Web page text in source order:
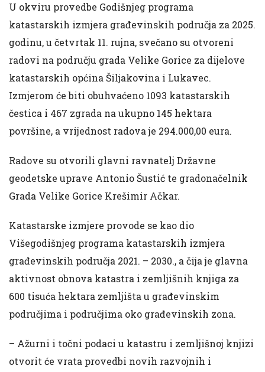
U okviru provedbe Godišnjeg programa
katastarskih izmjera građevinskih područja za 2025.
godinu, u četvrtak 11. rujna, svečano su otvoreni
radovi na području grada Velike Gorice za dijelove
katastarskih općina Šiljakovina i Lukavec.
Izmjerom će biti obuhvaćeno 1093 katastarskih
čestica i 467 zgrada na ukupno 145 hektara
površine, a vrijednost radova je 294.000,00 eura.
Radove su otvorili glavni ravnatelj Državne
geodetske uprave Antonio Šustić te gradonačelnik
Grada Velike Gorice Krešimir Ačkar.
Katastarske izmjere provode se kao dio
Višegodišnjeg programa katastarskih izmjera
građevinskih područja 2021. – 2030., a čija je glavna
aktivnost obnova katastra i zemljišnih knjiga za
600 tisuća hektara zemljišta u građevinskim
područjima i područjima oko građevinskih zona.
– Ažurni i točni podaci u katastru i zemljišnoj knjizi
otvorit će vrata provedbi novih razvojnih i